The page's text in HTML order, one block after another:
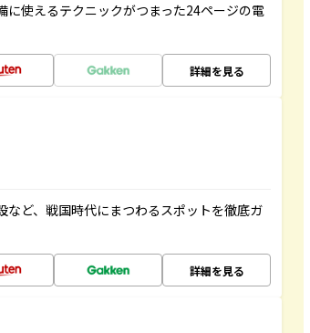
使えるテクニックがつまった24ページの電
詳細を見る
ど、戦国時代にまつわるスポットを徹底ガ
詳細を見る